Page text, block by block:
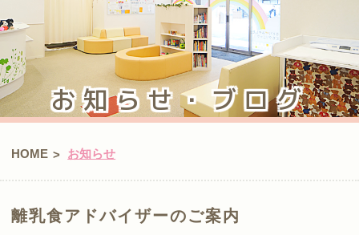
お知らせ・ブログ
HOME > お知らせ
離乳食アドバイザーのご案内